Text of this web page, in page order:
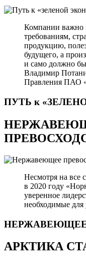
Компании важно
требованиям,
продукцию,
будущего, а
и само должно
Владимир
Правления ПАО
ПУТЬ к
Несмотря на все
в 2020 году
уверенное
необходимые
АРКТИКА